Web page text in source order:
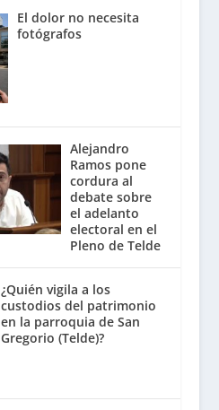
El dolor no necesita
fotógrafos
Alejandro
Ramos pone
cordura al
debate sobre
el adelanto
electoral en el
Pleno de Telde
¿Quién vigila a los
custodios del patrimonio
en la parroquia de San
Gregorio (Telde)?